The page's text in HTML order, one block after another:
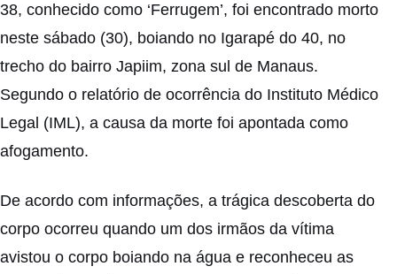
38, conhecido como ‘Ferrugem’, foi encontrado morto
neste sábado (30), boiando no Igarapé do 40, no
trecho do bairro Japiim, zona sul de Manaus.
Segundo o relatório de ocorrência do Instituto Médico
Legal (IML), a causa da morte foi apontada como
afogamento.
De acordo com informações, a trágica descoberta do
corpo ocorreu quando um dos irmãos da vítima
avistou o corpo boiando na água e reconheceu as